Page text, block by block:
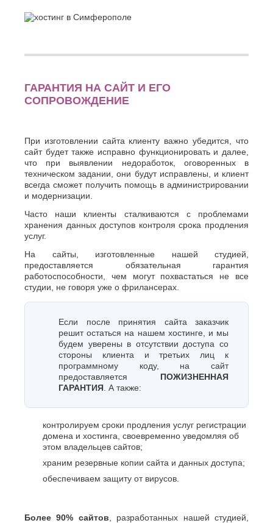
ГАРАНТИЯ НА САЙТ И ЕГО
СОПРОВОЖДЕНИЕ
При изготовлении сайта клиенту важно убедится, что
сайт будет также исправно функционировать и далее,
что при выявлении недоработок, оговоренных в
техническом задании, они будут исправлены, и клиент
всегда сможет получить помощь в администрировании
и модернизации.
Часто наши клиенты сталкиваются с проблемами
хранения данных доступов контроля срока продления
услуг.
На сайты, изготовленные нашей студией,
предоставляется обязательная гарантия
работоспособности, чем могут похвастаться не все
студии, не говоря уже о фрилансерах.
Если после принятия сайта заказчик
решит остаться на нашем хостинге, и мы
будем уверены в отсутствии доступа со
стороны клиента и третьих лиц к
программному коду, на сайт
предоставляется ПОЖИЗНЕННАЯ
ГАРАНТИЯ . А также:
контролируем сроки продления услуг регистрации
домена и хостинга, своевременно уведомляя об
этом владельцев сайтов;
храним резервные копии сайта и данных доступа;
обеспечиваем защиту от вирусов.
Более 90% сайтов , разработанных нашей студией,